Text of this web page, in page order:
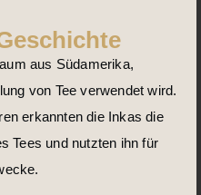
aus Südamerika,
von Tee verwendet wird.
erkannten die Inkas die
Tees und nutzten ihn für